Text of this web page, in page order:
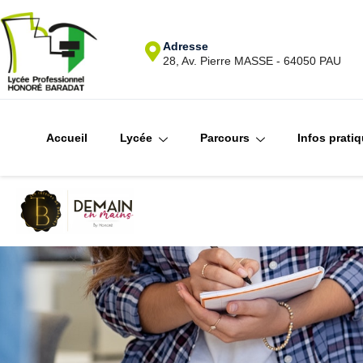
Adresse
28, Av. Pierre MASSE - 64050 PAU
Accueil Lycée Parcours Infos